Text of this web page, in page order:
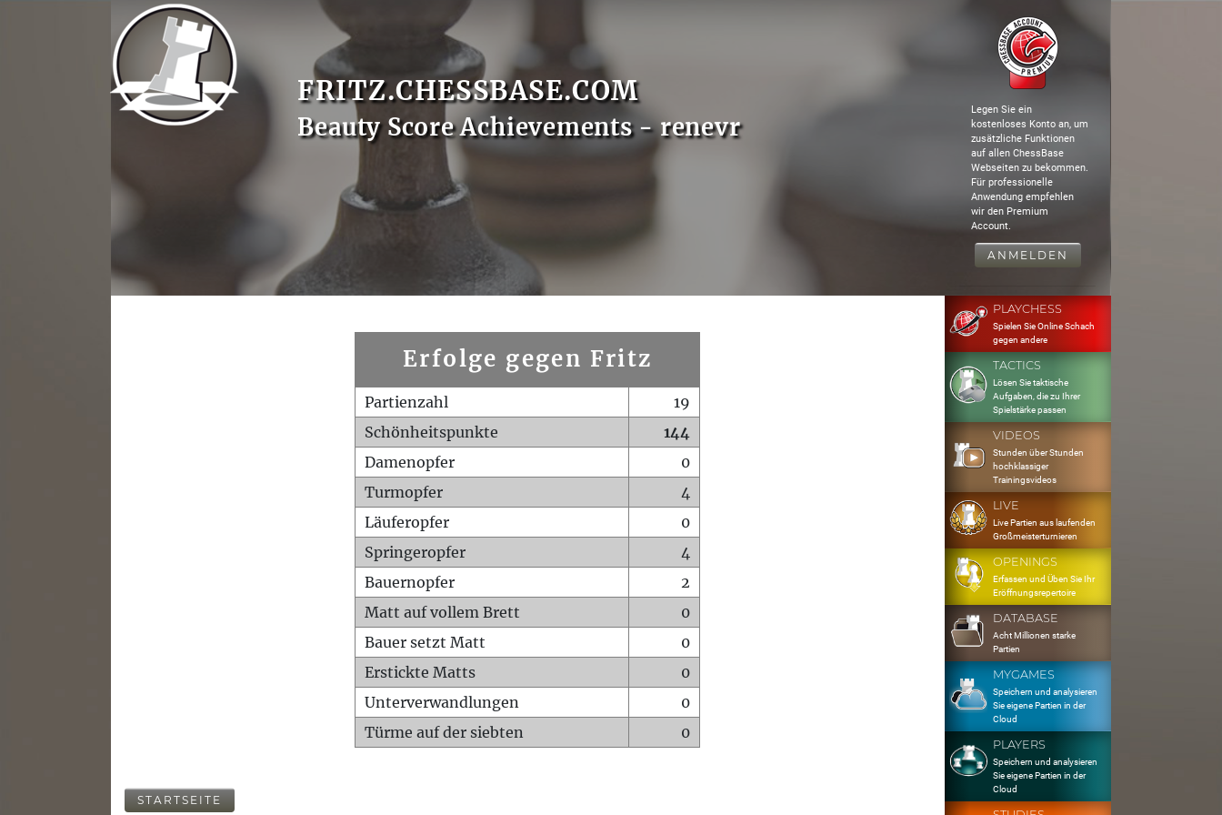
FRITZ.CHESSBASE.COM
Beauty Score Achievements - renevr
Legen Sie ein
kostenloses Konto an, um
zusätzliche Funktionen
auf allen ChessBase
Webseiten zu bekommen.
Für professionelle
Anwendung empfehlen
wir den Premium
Account.
ANMELDEN
Erfolge gegen Fritz
Partienzahl
19
Schönheitspunkte
144
Damenopfer
0
Turmopfer
4
Läuferopfer
0
Springeropfer
4
Bauernopfer
2
Matt auf vollem Brett
0
Bauer setzt Matt
0
Erstickte Matts
0
Unterverwandlungen
0
Türme auf der siebten
0
STARTSEITE
PLAYCHESS
Spielen Sie Online Schach
gegen andere
TACTICS
Lösen Sie taktische
Aufgaben, die zu Ihrer
Spielstärke passen
VIDEOS
Stunden über Stunden
hochklassiger
Trainingsvideos
LIVE
Live Partien aus laufenden
Großmeisterturnieren
OPENINGS
Erfassen und Üben Sie Ihr
Eröffnungsrepertoire
DATABASE
Acht Millionen starke
Partien
MYGAMES
Speichern und analysieren
Sie eigene Partien in der
Cloud
PLAYERS
Speichern und analysieren
Sie eigene Partien in der
Cloud